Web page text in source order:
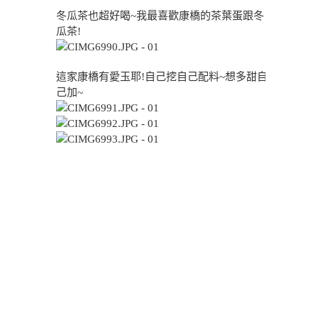
冬瓜茶也超好喝~我最喜歡康橋的茶葉蛋跟冬
瓜茶!
這家康橋有愛玉耶!自己挖自己配料~想多甜自
己加~